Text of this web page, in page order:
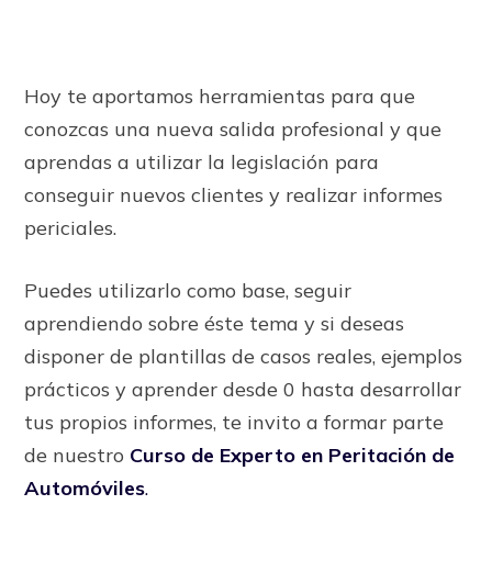
Hoy te aportamos herramientas para que
conozcas una nueva salida profesional y que
aprendas a utilizar la legislación para
conseguir nuevos clientes y realizar informes
periciales.
Puedes utilizarlo como base, seguir
aprendiendo sobre éste tema y si deseas
disponer de plantillas de casos reales, ejemplos
prácticos y aprender desde 0 hasta desarrollar
tus propios informes, te invito a formar parte
de nuestro Curso de Experto en Peritación de
Automóviles.